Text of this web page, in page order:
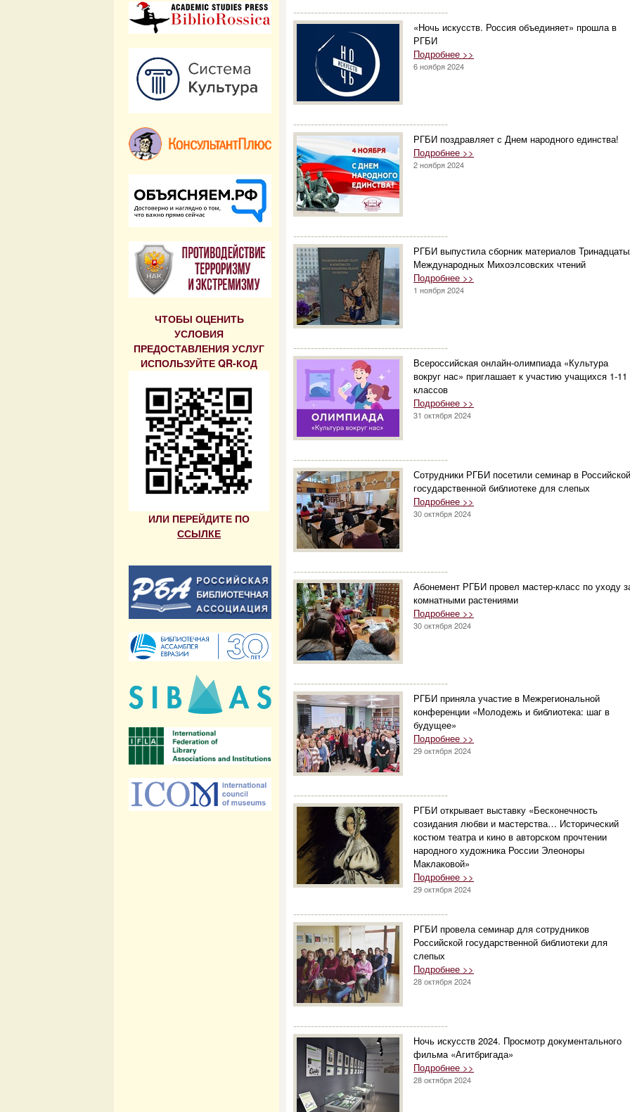
ЧТОБЫ ОЦЕНИТЬ
УСЛОВИЯ
ПРЕДОСТАВЛЕНИЯ УСЛУГ
ИСПОЛЬЗУЙТЕ QR-КОД
ИЛИ ПЕРЕЙДИТЕ ПО
ССЫЛКЕ
--------------------------------------------
«Ночь искусств. Россия объединяет» прошла в
РГБИ
Подробнее >>
6 ноября 2024
--------------------------------------------
РГБИ поздравляет с Днем народного единства!
Подробнее >>
2 ноября 2024
--------------------------------------------
РГБИ выпустила сборник материалов
Международных Михоэлсовских чтений
Подробнее >>
1 ноября 2024
--------------------------------------------
Всероссийская онлайн-олимпиада «Культура
вокруг нас» приглашает к участию учащихся 1-11
классов
Подробнее >>
31 октября 2024
--------------------------------------------
Сотрудники РГБИ посетили семинар в Российской
государственной библиотеке для слепых
Подробнее >>
30 октября 2024
--------------------------------------------
Абонемент РГБИ провел мастер-класс по уходу
комнатными растениями
Подробнее >>
30 октября 2024
--------------------------------------------
РГБИ приняла участие в Межрегиональной
конференции «Молодежь и библиотека: шаг в
будущее»
Подробнее >>
29 октября 2024
--------------------------------------------
РГБИ открывает выставку «Бесконечность
созидания любви и мастерства… Исторический
костюм театра и кино в авторском прочтении
народного художника России Элеоноры
Маклаковой»
Подробнее >>
29 октября 2024
--------------------------------------------
РГБИ провела семинар для сотрудников
Российской государственной библиотеки для
слепых
Подробнее >>
28 октября 2024
--------------------------------------------
Ночь искусств 2024. Просмотр документального
фильма «Агитбригада»
Подробнее >>
28 октября 2024